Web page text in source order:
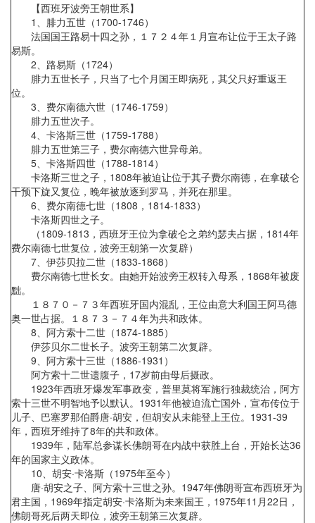
【西班牙波旁王朝世系】
1、腓力五世（1700-1746）
法国国王路易十四之孙，１７２４年１月宣布让位于王太子路
易斯。
2、路易斯（1724）
腓力五世长子，只当了七个月国王即病死，其父只好重返王
位。
3、费尔南德六世（1746-1759）
腓力五世次子。
4、卡洛斯三世（1759-1788）
腓力五世第三子，费尔南德六世异母弟。
5、卡洛斯四世（1788-1814）
卡洛斯三世之子，1808年被迫让位于其子费尔南德，在拿破仑
干预下旋又复位，晚年被放逐到罗马，并死在那里。
6、费尔南德七世（1808，1814-1833）
卡洛斯四世之子。
（1809-1813，西班牙王位为拿破仑之弟约瑟夫占据，1814年
费尔南德七世复位，波旁王朝第一次复辟）
7、伊莎贝拉二世（1833-1868）
费尔南德七世长女。由她开始波旁王权转入母系，1868年被废
黜。
１８７０－７３年西班牙国内混乱，王位由意大利国王阿马德
奥一世占据。１８７３－７４年为共和政体。
8、阿方索十二世（1874-1885）
伊莎贝尔二世长子。波旁王朝第二次复辟。
9、阿方索十三世（1886-1931）
阿方索十二世遗腹子，17岁前由母后摄政。
1923年西班牙爆发军事政变，普里莫将军施行独裁统治，阿方
索十三世不明智地予以默认。1931年他被迫流亡国外，宣布传位于
儿子、巴塞罗那伯爵唐·胡安，但胡安从未能登上王位。1931-39
年，西班牙维持了8年的共和政体。
1939年，陆军总参谋长佛朗哥在内战中获胜上台，开始长达36
年的国家主义政体。
10、胡安·卡洛斯（1975年至今）
唐·胡安之子、阿方索十三世之孙。1947年佛朗哥宣布西班牙为
君主国，1969年指定胡安·卡洛斯为未来国王，1975年11月22日，
佛朗哥死后两天即位，波旁王朝第三次复辟。